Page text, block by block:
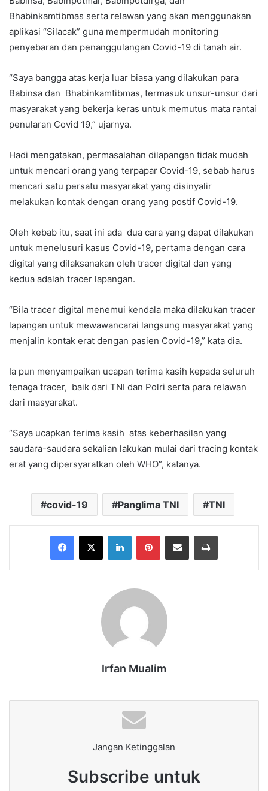
Bhabinkamtibmas serta relawan yang akan menggunakan
aplikasi “Silacak” guna mempermudah monitoring
penyebaran dan penanggulangan Covid-19 di tanah air.
“Saya bangga atas kerja luar biasa yang dilakukan para
Babinsa dan Bhabinkamtibmas, termasuk unsur-unsur dari
masyarakat yang bekerja keras untuk memutus mata rantai
penularan Covid 19,” ujarnya.
Hadi mengatakan, permasalahan dilapangan tidak mudah
untuk mencari orang yang terpapar Covid-19, sebab harus
mencari satu persatu masyarakat yang disinyalir
melakukan kontak dengan orang yang postif Covid-19.
Oleh kebab itu, saat ini ada dua cara yang dapat dilakukan
untuk menelusuri kasus Covid-19, pertama dengan cara
digital yang dilaksanakan oleh tracer digital dan yang
kedua adalah tracer lapangan.
“Bila tracer digital menemui kendala maka dilakukan tracer
lapangan untuk mewawancarai langsung masyarakat yang
menjalin kontak erat dengan pasien Covid-19,” kata dia.
Ia pun menyampaikan ucapan terima kasih kepada seluruh
tenaga tracer, baik dari TNI dan Polri serta para relawan
dari masyarakat.
“Saya ucapkan terima kasih atas keberhasilan yang
saudara-saudara sekalian lakukan mulai dari tracing kontak
erat yang dipersyaratkan oleh WHO”, katanya.
covid-19 Panglima TNI TNI
Facebook
X LinkedInPinterestShare via Email Print
Irfan Mualim
Jangan Ketinggalan
Subscribe untuk